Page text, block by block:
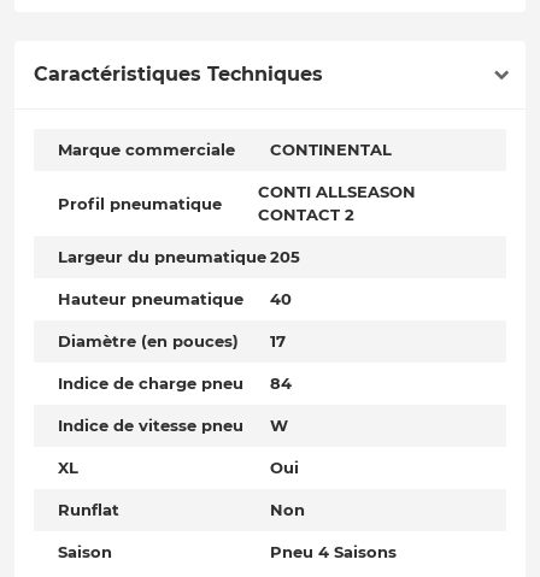
Caractéristiques Techniques
Marque commerciale CONTINENTAL
Profil pneumatique
CONTI ALLSEASON
CONTACT 2
Largeur du pneumatique205
Hauteur pneumatique 40
Diamètre (en pouces) 17
Indice de charge pneu 84
Indice de vitesse pneu W
XL Oui
Runflat Non
Saison Pneu 4 Saisons